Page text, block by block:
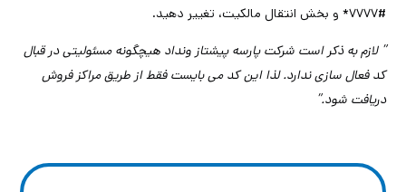
#۷۷۷۷* و بخش انتقال مالکیت، تغییر دهید.
” لازم به ذکر است شرکت پارسه پیشتاز ونداد هیچگونه مسئولیتی در قبال
کد فعال سازی ندارد. لذا این کد می بایست فقط از طریق مراکز فروش
دریافت شود.”